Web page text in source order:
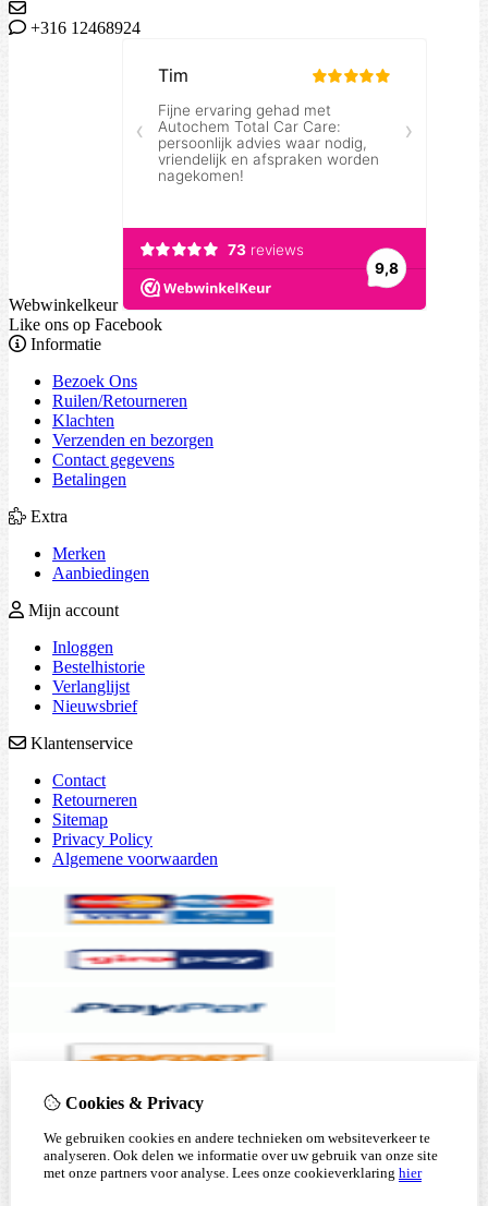
+316 12468924
Webwinkelkeur
Like ons op Facebook
Informatie
Bezoek Ons
Ruilen/Retourneren
Klachten
Verzenden en bezorgen
Contact gegevens
Betalingen
Extra
Merken
Aanbiedingen
Mijn account
Inloggen
Bestelhistorie
Verlanglijst
Nieuwsbrief
Klantenservice
Contact
Retourneren
Sitemap
Privacy Policy
Algemene voorwaarden
Cookies & Privacy
We gebruiken cookies en andere technieken om websiteverkeer te
analyseren. Ook delen we informatie over uw gebruik van onze site
met onze partners voor analyse. Lees onze cookieverklaring hier